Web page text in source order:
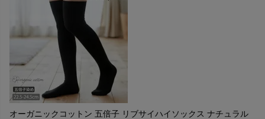
オーガニックコットン 五倍子 リブサイハイソックス ナチュラル